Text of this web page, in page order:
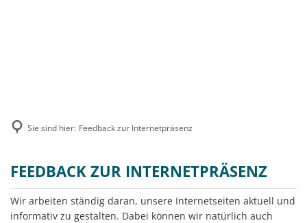
Sie sind hier: Feedback zur Internetpräsenz
Feedback
zur
Internetpräsenz
FEEDBACK ZUR INTERNETPRÄSENZ
Wir arbeiten ständig daran, unsere Internetseiten aktuell und
informativ zu gestalten. Dabei können wir natürlich auch